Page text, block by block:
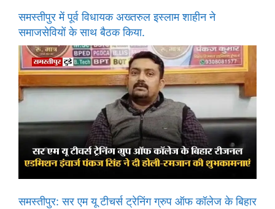
समस्तीपुर में पूर्व विधायक अख्तरुल इस्लाम शाहीन ने
समाजसेवियों के साथ बैठक किया.
समस्तीपुर: सर एम यू टीचर्स ट्रेनिंग ग्रुप ऑफ कॉलेज के बिहार